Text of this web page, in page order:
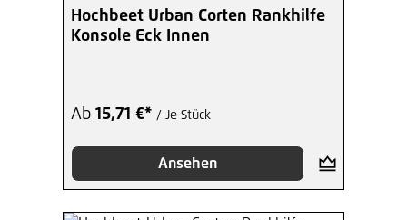
Hochbeet Urban Corten Rankhilfe
Konsole Eck Innen
Ab 15,71 €* / Je Stück
Ansehen